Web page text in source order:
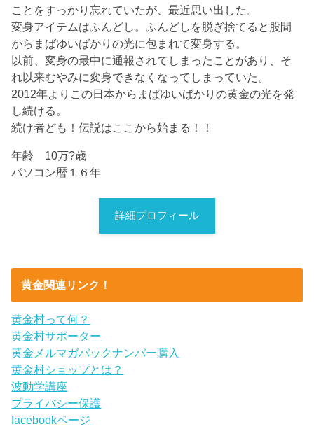
ことをすっかり忘れていたが、最近思い出した。
変身アイテムはふんどし。ふんどしを脱ぎ捨てると股間
からまばゆいばかりの光に包まれて変身する。
以前、変身の最中に通報されてしまったことがあり、そ
れ以来むやみに変身できなくなってしまっていた。
2012年よりこの日本からまばゆいばかりの黄金の光を発
し続ける。
続け者ども！伝説はここから始まる！！
年齢 10万?歳
パソコン暦１６年
詳細プロフィール
黄金関連リンク！
黄金村って何？
黄金村サポーター
黄金メルマガバックナンバー購入
黄金村ショップとは？
波動学講座
プライバシー保護
facebookページ